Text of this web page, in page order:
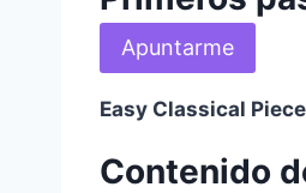
Apuntarme
Easy Classical
Contenido